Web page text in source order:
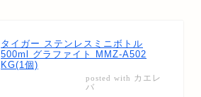
タイガー ステンレスミニボトル
500ml グラファイト MMZ-A502
KG(1個)
posted with カエレ
バ